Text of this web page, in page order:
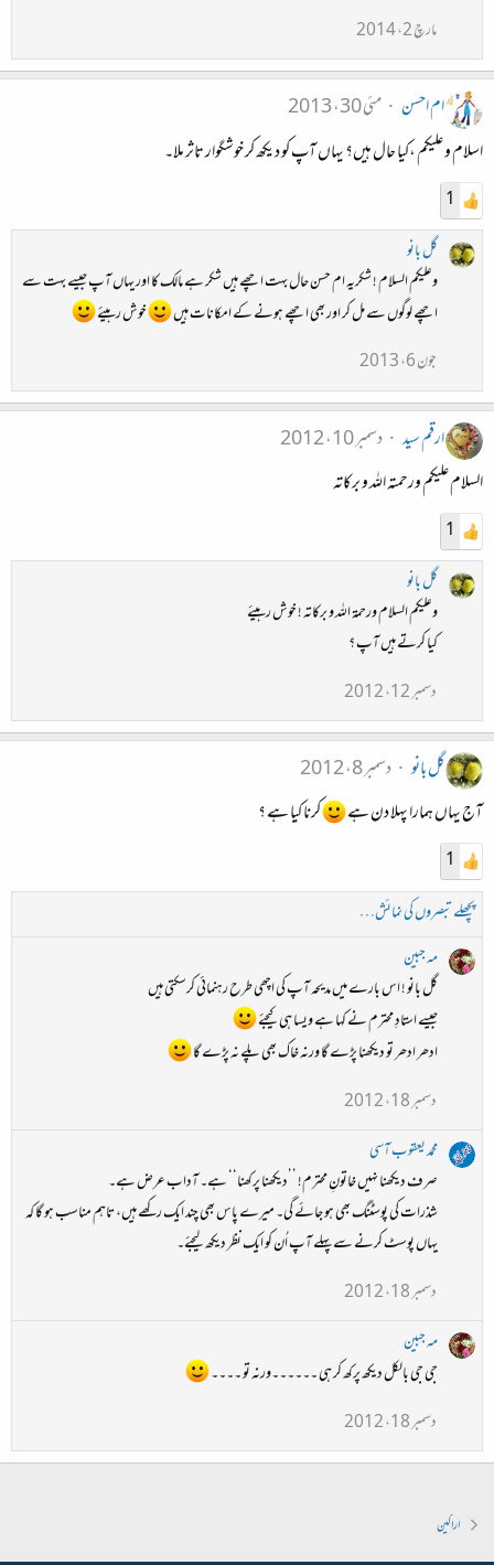
مارچ 2، 2014
ام احسن
مئی 30، 2013
اسلام و علیکم ،کیا حال ہیں؟ یہاں آپ کو دیکھ کر خوشگوار تاثر ملا۔
1
گل بانو
وعلیکم السلام ! شکریہ ام حسن حال بہت اچھے ہیں شکر ہے مالک کا اور یہاں آپ جیسے بہت سے
اچھے لوگوں سے مل کر اور بھی اچھے ہونے کے امکانات ہیں
خوش رہیئے
جون 6، 2013
ارقم سید
دسمبر 10، 2012
السلام علیکم ورحمتہ اللہ و برکاتہ
1
گل بانو
وعلیکم السلام ورحمۃ اللہ و برکاتہ ! خوش رہیئے
کیا کرتے ہیں آپ ؟
دسمبر 12، 2012
گل بانو
دسمبر 8، 2012
آج یہاں ہمارا پہلا دن ہے
کرنا کیا ہے ؟
1
پچھلے تبصروں کی نمائش…
مہ جبین
گل بانو ! اس بارے میں مدیحہ آپ کی اچھی طرح رہنمائی کرسکتی ہیں
جیسے استادِ محترم نے کہا ہے ویسا ہی کیجئے
ادھر ادھر تو دیکھنا پڑے گا ورنہ خاک بھی پلے نہ پڑے گا
دسمبر 18، 2012
محمد یعقوب آسی
صرف دیکھنا نہیں خاتونِ محترم! ’’دیکھنا پرکھنا‘‘ ہے۔ آداب عرض ہے۔
شذرات کی پوسٹنگ بھی ہو جائے گی۔ میرے پاس بھی چند ایک رکھے ہیں، تاہم مناسب ہو گا کہ
یہاں پوسٹ کرنے سے پہلے آپ اُن کو ایک نظر دیکھ لیجئے۔
دسمبر 18، 2012
مہ جبین
جی جی بالکل دیکھ پرکھ کر ہی ۔۔۔۔۔۔ورنہ تو ۔۔۔۔
دسمبر 18، 2012
اراکین